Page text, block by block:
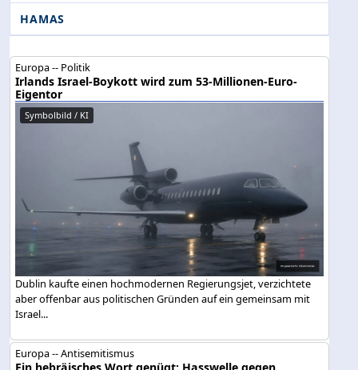
HAMAS
Europa -- Politik
Irlands Israel-Boykott wird zum 53-Millionen-Euro-
Eigentor
Symbolbild / KI
Dublin kaufte einen hochmodernen Regierungsjet, verzichtete
aber offenbar aus politischen Gründen auf ein gemeinsam mit
Israel...
Europa -- Antisemitismus